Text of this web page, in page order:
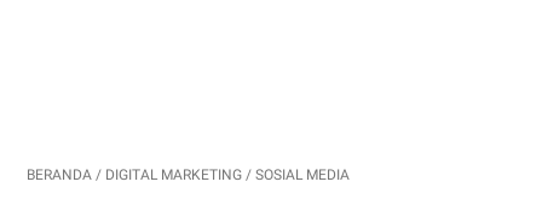
BERANDA / DIGITAL MARKETING / SOSIAL MEDIA